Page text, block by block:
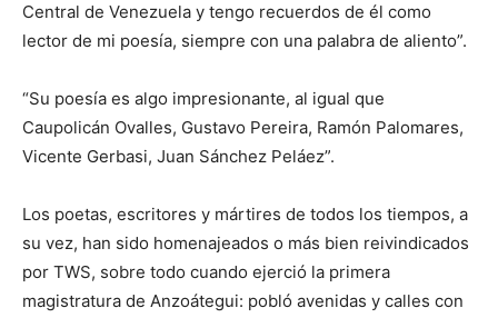
Central de Venezuela y tengo recuerdos de él como
lector de mi poesía, siempre con una palabra de aliento”.
“Su poesía es algo impresionante, al igual que
Caupolicán Ovalles, Gustavo Pereira, Ramón Palomares,
Vicente Gerbasi, Juan Sánchez Peláez”.
Los poetas, escritores y mártires de todos los tiempos, a
su vez, han sido homenajeados o más bien reivindicados
por TWS, sobre todo cuando ejerció la primera
magistratura de Anzoátegui: pobló avenidas y calles con